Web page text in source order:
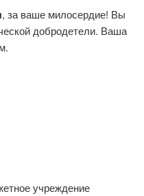
, за ваше милосердие! Вы
добродетели. Ваша
учреждение